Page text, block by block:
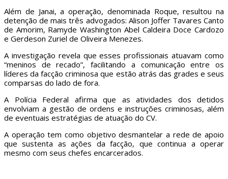
Além de Janai, a operação, denominada Roque, resultou na
detenção de mais três advogados: Alison Joffer Tavares Canto
de Amorim, Ramyde Washington Abel Caldeira Doce Cardozo
e Gerdeson Zuriel de Oliveira Menezes.
A investigação revela que esses profissionais atuavam como
“meninos de recado”, facilitando a comunicação entre os
líderes da facção criminosa que estão atrás das grades e seus
comparsas do lado de fora.
A Polícia Federal afirma que as atividades dos detidos
envolviam a gestão de ordens e instruções criminosas, além
de eventuais estratégias de atuação do CV.
A operação tem como objetivo desmantelar a rede de apoio
que sustenta as ações da facção, que continua a operar
mesmo com seus chefes encarcerados.